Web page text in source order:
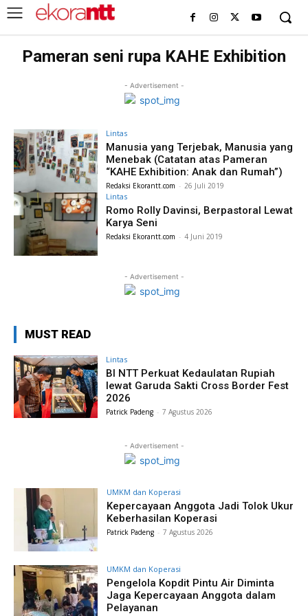
Pameran seni rupa KAHE Exhibition
- Advertisement -
Lintas
Manusia yang Terjebak, Manusia yang
Menebak (Catatan atas Pameran
“KAHE Exhibition: Anak dan Rumah”)
Redaksi Ekorantt.com - 26 Juli 2019
Lintas
Romo Rolly Davinsi, Berpastoral Lewat
Karya Seni
Redaksi Ekorantt.com - 4 Juni 2019
- Advertisement -
MUST READ
Lintas
BI NTT Perkuat Kedaulatan Rupiah
lewat Garuda Sakti Cross Border Fest
2026
Patrick Padeng - 7 Agustus 2026
- Advertisement -
UMKM dan Koperasi
Kepercayaan Anggota Jadi Tolok Ukur
Keberhasilan Koperasi
Patrick Padeng - 7 Agustus 2026
UMKM dan Koperasi
Pengelola Kopdit Pintu Air Diminta
Jaga Kepercayaan Anggota dalam
Pelayanan